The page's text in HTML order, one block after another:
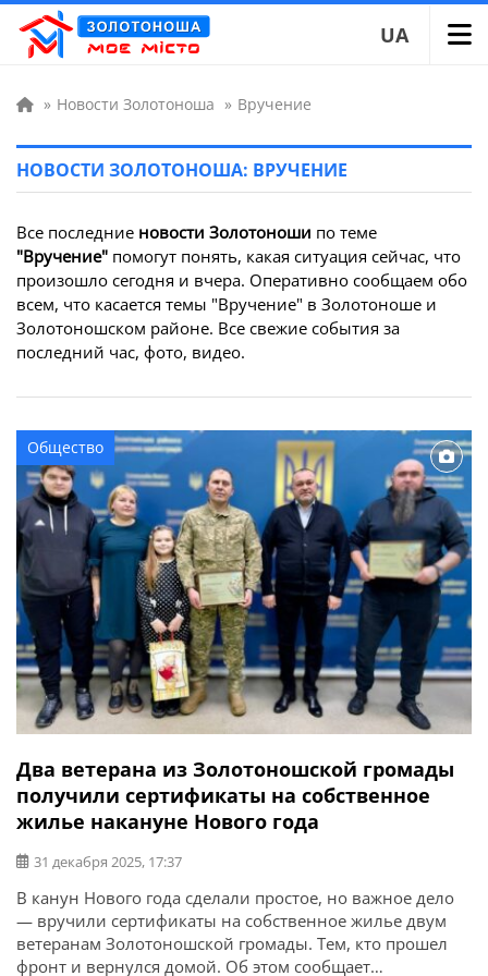
UA
» Новости Золотоноша » Вручение
НОВОСТИ ЗОЛОТОНОША: ВРУЧЕНИЕ
Все последние новости Золотоноши по теме
"Вручение" помогут понять, какая ситуация сейчас, что
произошло сегодня и вчера. Оперативно сообщаем обо
всем, что касается темы "Вручение" в Золотоноше и
Золотоношском районе. Все свежие события за
последний час, фото, видео.
Общество
Два ветерана из Золотоношской громады
получили сертификаты на собственное
жилье накануне Нового года
31 декабря 2025, 17:37
В канун Нового года сделали простое, но важное дело
— вручили сертификаты на собственное жилье двум
ветеранам Золотоношской громады. Тем, кто прошел
фронт и вернулся домой. Об этом сообщает